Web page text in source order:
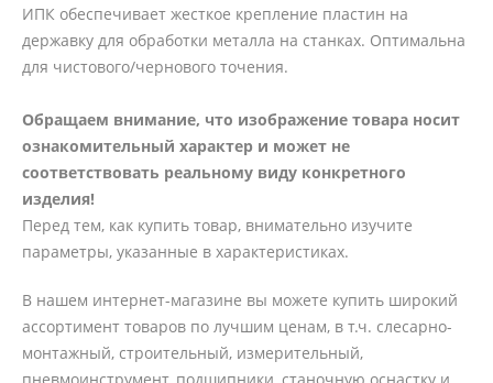
ИПК обеспечивает жесткое крепление пластин на
державку для обработки металла на станках. Оптимальна
для чистового/чернового точения.
Обращаем внимание, что изображение товара носит
ознакомительный характер и может не
соответствовать реальному виду конкретного
изделия!
Перед тем, как купить товар, внимательно изучите
параметры, указанные в характеристиках.
В нашем интернет-магазине вы можете купить широкий
ассортимент товаров по лучшим ценам, в т.ч. слесарно-
монтажный, строительный, измерительный,